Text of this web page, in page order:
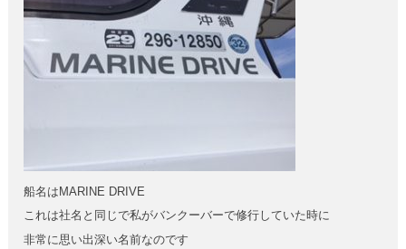
船名はMARINE DRIVE
これは社名と同じで私がバンクーバーで修行していた時に
非常に思い出深い名前なのです